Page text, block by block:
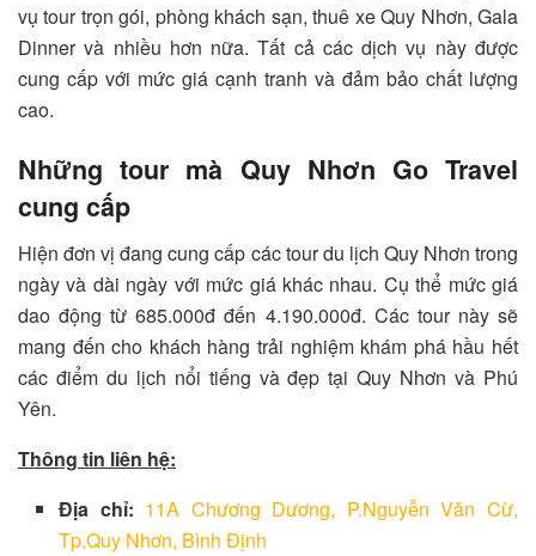
vụ tour trọn gói, phòng khách sạn, thuê xe Quy Nhơn, Gala
Dinner và nhiều hơn nữa. Tất cả các dịch vụ này được
cung cấp với mức giá cạnh tranh và đảm bảo chất lượng
cao.
Những tour mà Quy Nhơn Go Travel
cung cấp
Hiện đơn vị đang cung cấp các tour du lịch Quy Nhơn trong
ngày và dài ngày với mức giá khác nhau. Cụ thể mức giá
dao động từ 685.000đ đến 4.190.000đ. Các tour này sẽ
mang đến cho khách hàng trải nghiệm khám phá hầu hết
các điểm du lịch nổi tiếng và đẹp tại Quy Nhơn và Phú
Yên.
Thông tin liên hệ:
Địa chỉ: 11A Chương Dương, P.Nguyễn Văn Cừ,
Tp.Quy Nhơn, Bình Định